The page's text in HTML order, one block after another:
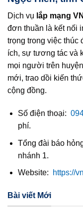
Dịch vụ lắp mạng
đơn thuần là kết nối
trọng trong việc thúc
ích, sự tương tác và
mọi người trên
mới, trao dồi kiến
cộng đồng.
Số điện thoại:
phí.
Tổng đài báo
nhánh 1.
Website: https://
Bài viết Mới